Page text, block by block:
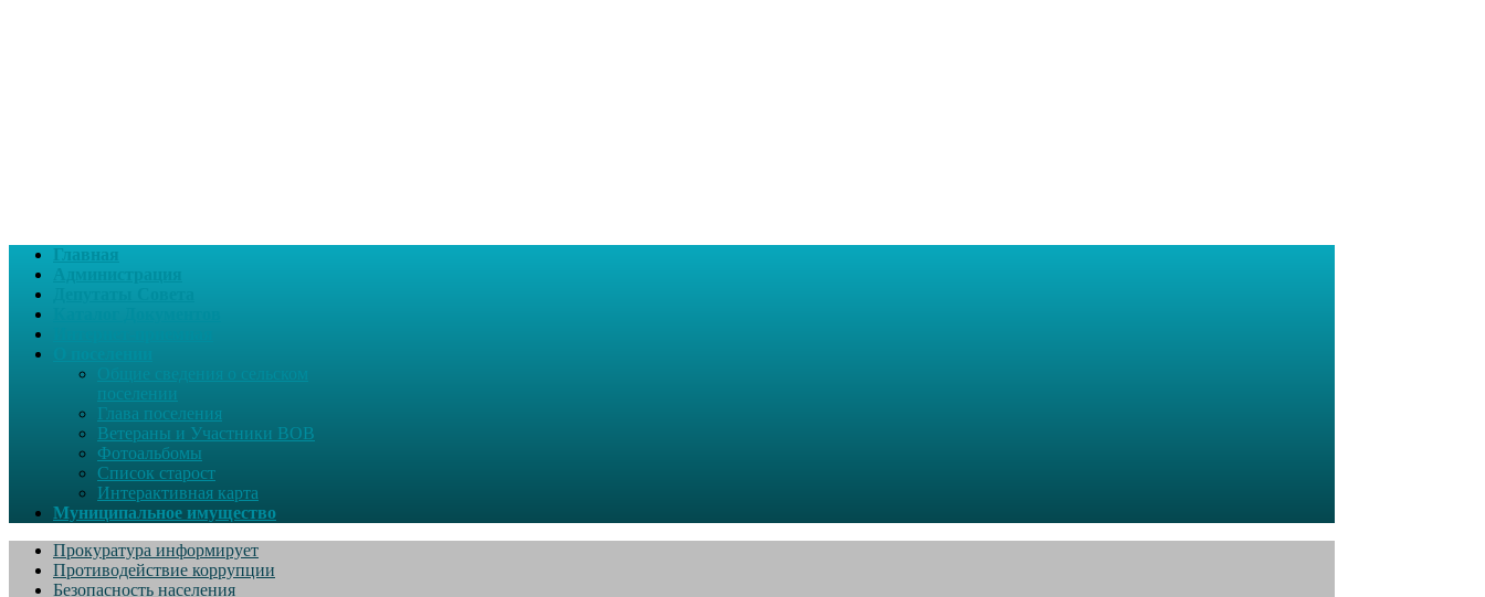
Главная
поселении
Глава поселения
Ветераны и Участники ВОВ
Фотоальбомы
Список старост
Интерактивная карта
Муниципальное имущество
Прокуратура информирует
Противодействие коррупции
Безопасность населения